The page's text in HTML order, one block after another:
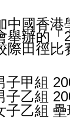
中國香港
舉辦的「
際田徑比
子甲組
子乙組
子乙組